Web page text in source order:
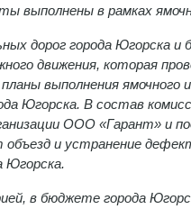
выполнены в рамках
дорог города Югорска и
движения, которая
выполнения ямочного
Югорска. В состав
ООО «Гарант» и
объезд и устранение
Югорска.
в бюджете города